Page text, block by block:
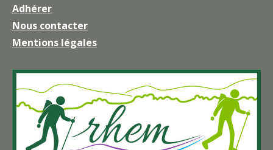
une
nouvelle
fenêtre
Adhérer
Nous contacter
Mentions légales